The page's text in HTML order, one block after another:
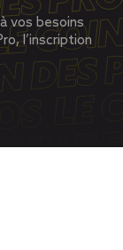
vos besoins
l’inscription